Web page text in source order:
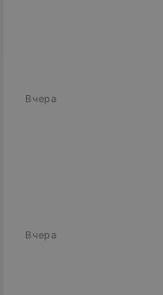
Вчера
Вчера